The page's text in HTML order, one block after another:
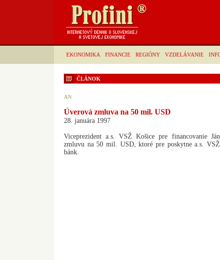
EKONOMIKA FINANCIE REGIÓNY VZDELÁVANIE
ČLÁNOK
AN
Úverová zmluva na 50 mil. USD
28. januára 1997
Viceprezident a.s. VSŽ Košice pre financovanie
zmluvu na 50 mil. USD, ktoré pre poskytne a.s.
bánk.